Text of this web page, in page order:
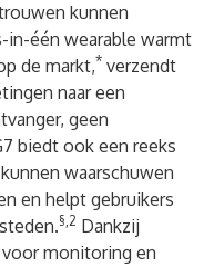
kunnen
in-één wearable warmt
de markt,* verzendt
naar een
geen
biedt ook een reeks
waarschuwen
en helpt gebruikers
§,2 Dankzij
monitoring en